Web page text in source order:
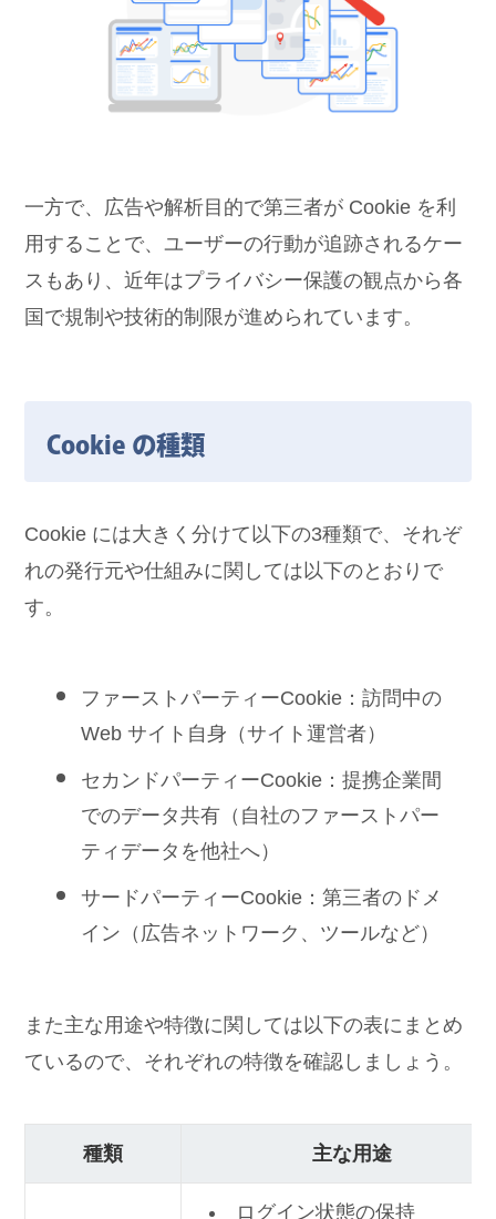
一方で、広告や解析目的で第三者が Cookie を利
用することで、ユーザーの行動が追跡されるケー
スもあり、近年はプライバシー保護の観点から各
国で規制や技術的制限が進められています。
Cookie の種類
Cookie には大きく分けて以下の3種類で、それぞ
れの発行元や仕組みに関しては以下のとおりで
す。
ファーストパーティーCookie：訪問中の
Web サイト自身（サイト運営者）
セカンドパーティーCookie：提携企業間
でのデータ共有（自社のファーストパー
ティデータを他社へ）
サードパーティーCookie：第三者のドメ
イン（広告ネットワーク、ツールなど）
また主な用途や特徴に関しては以下の表にまとめ
ているので、それぞれの特徴を確認しましょう。
種類 主な用途
ログイン状態の保持